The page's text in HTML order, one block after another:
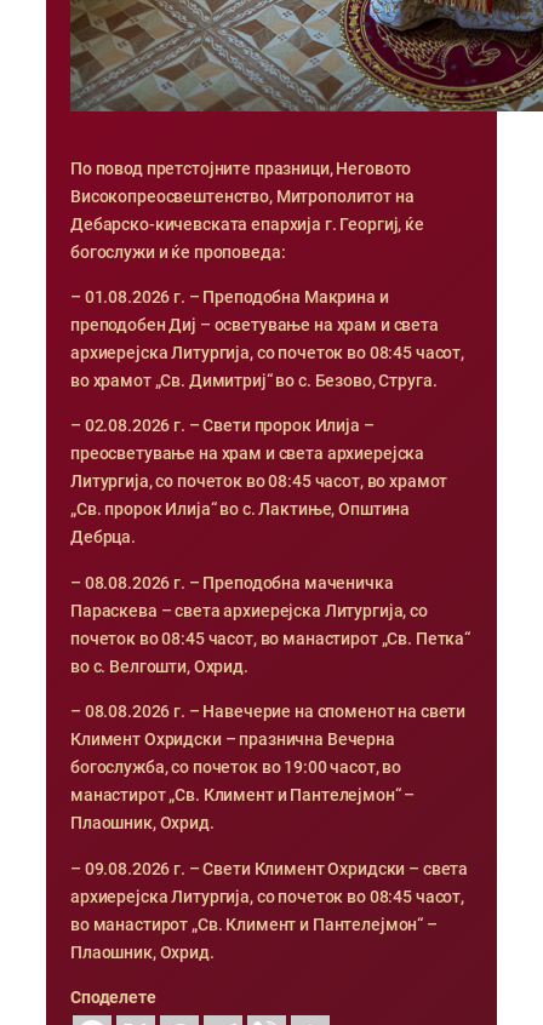
По повод претстојните празници, Неговото
Високопреосвештенство, Митрополитот на
Дебарско-кичевската епархија г. Георгиј, ќе
богослужи и ќе проповеда:
– 01.08.2026 г. – Преподобна Макрина и
преподобен Диј – осветување на храм и света
архиерејска Литургија, со почеток во 08:45 часот,
во храмот „Св. Димитриј“ во с. Безово, Струга.
– 02.08.2026 г. – Свети пророк Илија –
преосветување на храм и света архиерејска
Литургија, со почеток во 08:45 часот, во храмот
„Св. пророк Илија“ во с. Лактиње, Општина
Дебрца.
– 08.08.2026 г. – Преподобна маченичка
Параскева – света архиерејска Литургија, со
почеток во 08:45 часот, во манастирот „Св. Петка“
во с. Велгошти, Охрид.
– 08.08.2026 г. – Навечерие на споменот на свети
Климент Охридски – празнична Вечерна
богослужба, со почеток во 19:00 часот, во
манастирот „Св. Климент и Пантелејмон“ –
Плаошник, Охрид.
– 09.08.2026 г. – Свети Климент Охридски – света
архиерејска Литургија, со почеток во 08:45 часот,
во манастирот „Св. Климент и Пантелејмон“ –
Плаошник, Охрид.
Споделете